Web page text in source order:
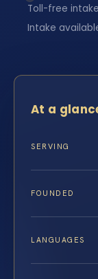
Toll-free
Intake
At a
SERVING
FOUNDED
LANGUAGES